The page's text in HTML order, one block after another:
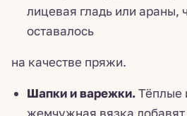
лицевая гладь или араны,
оставалось
на качестве пряжи.
Шапки и варежки.Тёплые
жемчужная вязка добавят